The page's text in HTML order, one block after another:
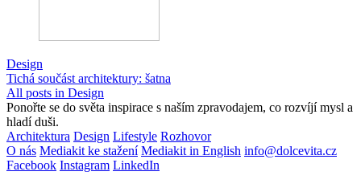
Design
Tichá součást architektury: šatna
All posts in Design
Ponořte se do světa inspirace s naším zpravodajem, co rozvíjí mysl a
hladí duši.
Architektura Design Lifestyle Rozhovor
O nás Mediakit ke stažení Mediakit in English info@dolcevita.cz
Facebook Instagram LinkedIn